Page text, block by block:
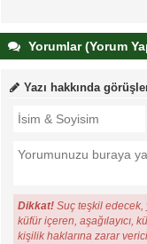
Yorumlar (Yorum
Yazı hakkında
Dikkat! Suç teşkil edecek,
küfür içeren, aşağılayıcı,
kişilik haklarına zarar